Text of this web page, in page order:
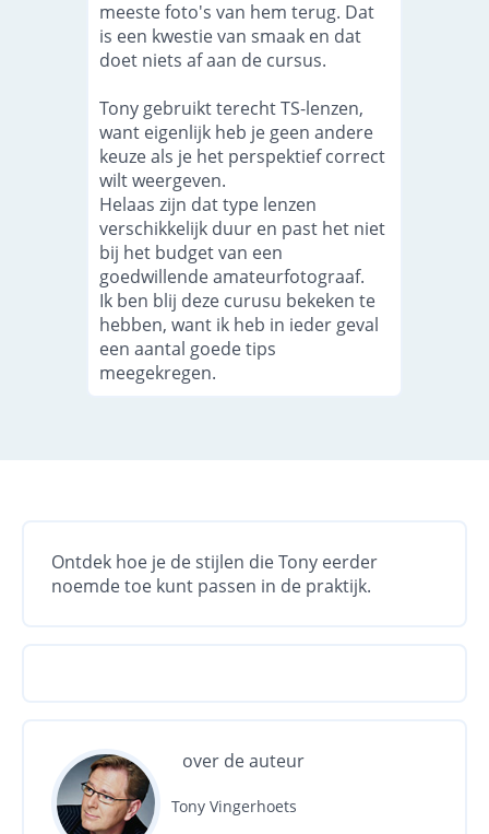
meeste foto's van hem terug. Dat
is een kwestie van smaak en dat
doet niets af aan de cursus.
Tony gebruikt terecht TS-lenzen,
want eigenlijk heb je geen andere
keuze als je het perspektief correct
wilt weergeven.
Helaas zijn dat type lenzen
verschikkelijk duur en past het niet
bij het budget van een
goedwillende amateurfotograaf.
Ik ben blij deze curusu bekeken te
hebben, want ik heb in ieder geval
een aantal goede tips
meegekregen.
Ontdek hoe je de stijlen die Tony eerder
noemde toe kunt passen in de praktijk.
over de auteur
Tony Vingerhoets